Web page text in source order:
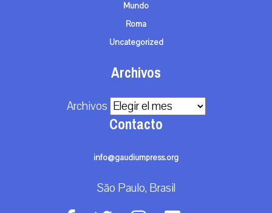
Mundo
Roma
Uncategorized
Archivos
Archivos
Contacto
info@gaudiumpress.org
São Paulo, Brasil